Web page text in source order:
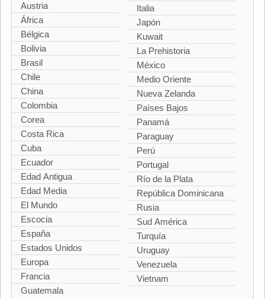
Austria
África
Bélgica
Bolivia
Brasil
Chile
China
Colombia
Corea
Costa Rica
Cuba
Ecuador
Edad Antigua
Edad Media
El Mundo
Escocia
España
Estados Unidos
Europa
Francia
Guatemala
Italia
Japón
Kuwait
La Prehistoria
México
Medio Oriente
Nueva Zelanda
Países Bajos
Panamá
Paraguay
Perú
Portugal
Río de la Plata
República Dominicana
Rusia
Sud América
Turquía
Uruguay
Venezuela
Vietnam